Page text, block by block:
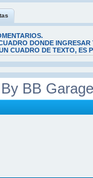
DONDE
CUADRO DE TEXTO, ES
BB